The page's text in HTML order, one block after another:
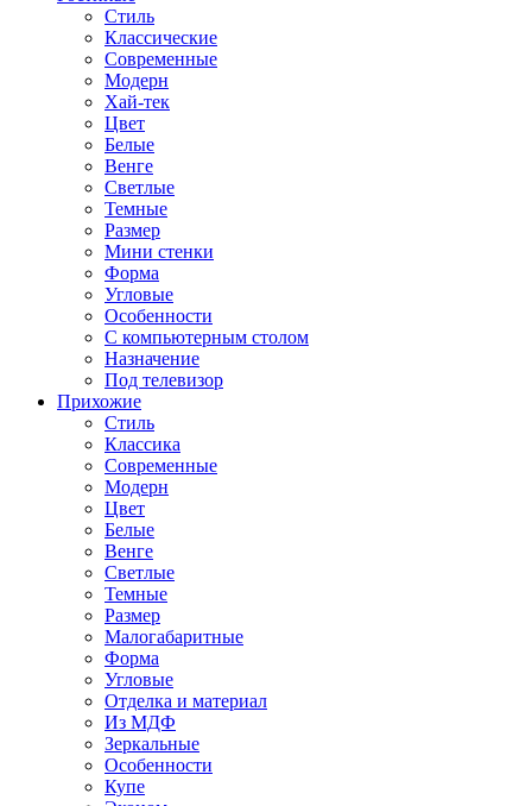
Стиль
Классические
Современные
Модерн
Хай-тек
Цвет
Белые
Венге
Светлые
Темные
Размер
Мини стенки
Форма
Угловые
Особенности
С компьютерным столом
Назначение
Под телевизор
Прихожие
Стиль
Классика
Современные
Модерн
Цвет
Белые
Венге
Светлые
Темные
Размер
Малогабаритные
Форма
Угловые
Отделка и материал
Из МДФ
Зеркальные
Особенности
Купе